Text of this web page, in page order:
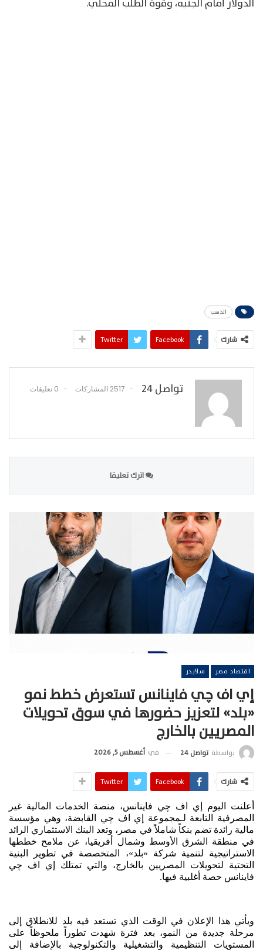
الدولار أمام الجنيه، وقوة الطلب المحلي.
الذهب
شارك Facebook
Twitter
تواصل 24 2517 المشاركات 0 تعليقات
اترك تعليقا
اقتصاد مصر سلايدر
إي اف چي فاينانس تستعرض خطط نمو
«بلد» لتعزيز حضورها في سوق تحويلات
المصريين بالخارج
بواسطة تواصل 24 في أغسطس 5, 2026
شارك Facebook
Twitter
أعلنت اليوم إي اف چي فاينانس، منصة الخدمات المالية غير
المصرفية التابعة لـمجموعة إي اف چي القابضة، وهي مؤسسة
مالية رائدة تضم بنكاً شاملاً في مصر، وتعد البنك الاستثماري الرائد
في منطقة الشرق الأوسط وشمال أفريقيا، عن ملامح خططها
الاستراتيجية لتنمية شركة «بلد»، المتخصصة في تطوير البنية
التحتية لتحويلات المصريين بالخارج، والتي تمتلك إي اف چي
فاينانس حصة أغلبية فيها.
ويأتي هذا الإعلان في الوقت الذي تستعد فيه بلد للانطلاق إلى
مرحلة جديدة من النمو، بعد فترة شهدت تطوراً ملحوظاً على
المستويات التنظيمية والتشغيلية والتكنولوجية بالإضافة إلى